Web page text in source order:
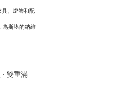
具、燈飾和配
為斯堪的納維
雙重滿